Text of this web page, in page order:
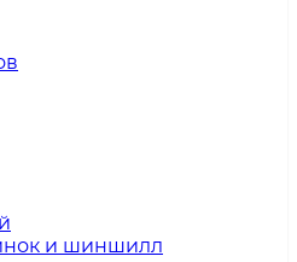
и шиншилл